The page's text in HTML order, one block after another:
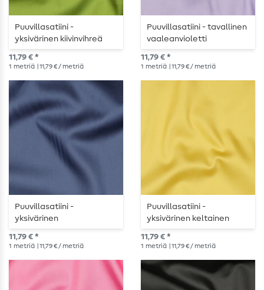
Puuvillasatiini -
yksivärinen kiivinvihreä
11,79 € *
1 metriä | 11,79 € / metriä
Puuvillasatiini - tavallinen
vaaleanvioletti
11,79 € *
1 metriä | 11,79 € / metriä
Puuvillasatiini -
yksivärinen
keskiyönsininen
11,79 € *
1 metriä | 11,79 € / metriä
Puuvillasatiini -
yksivärinen keltainen
11,79 € *
1 metriä | 11,79 € / metriä